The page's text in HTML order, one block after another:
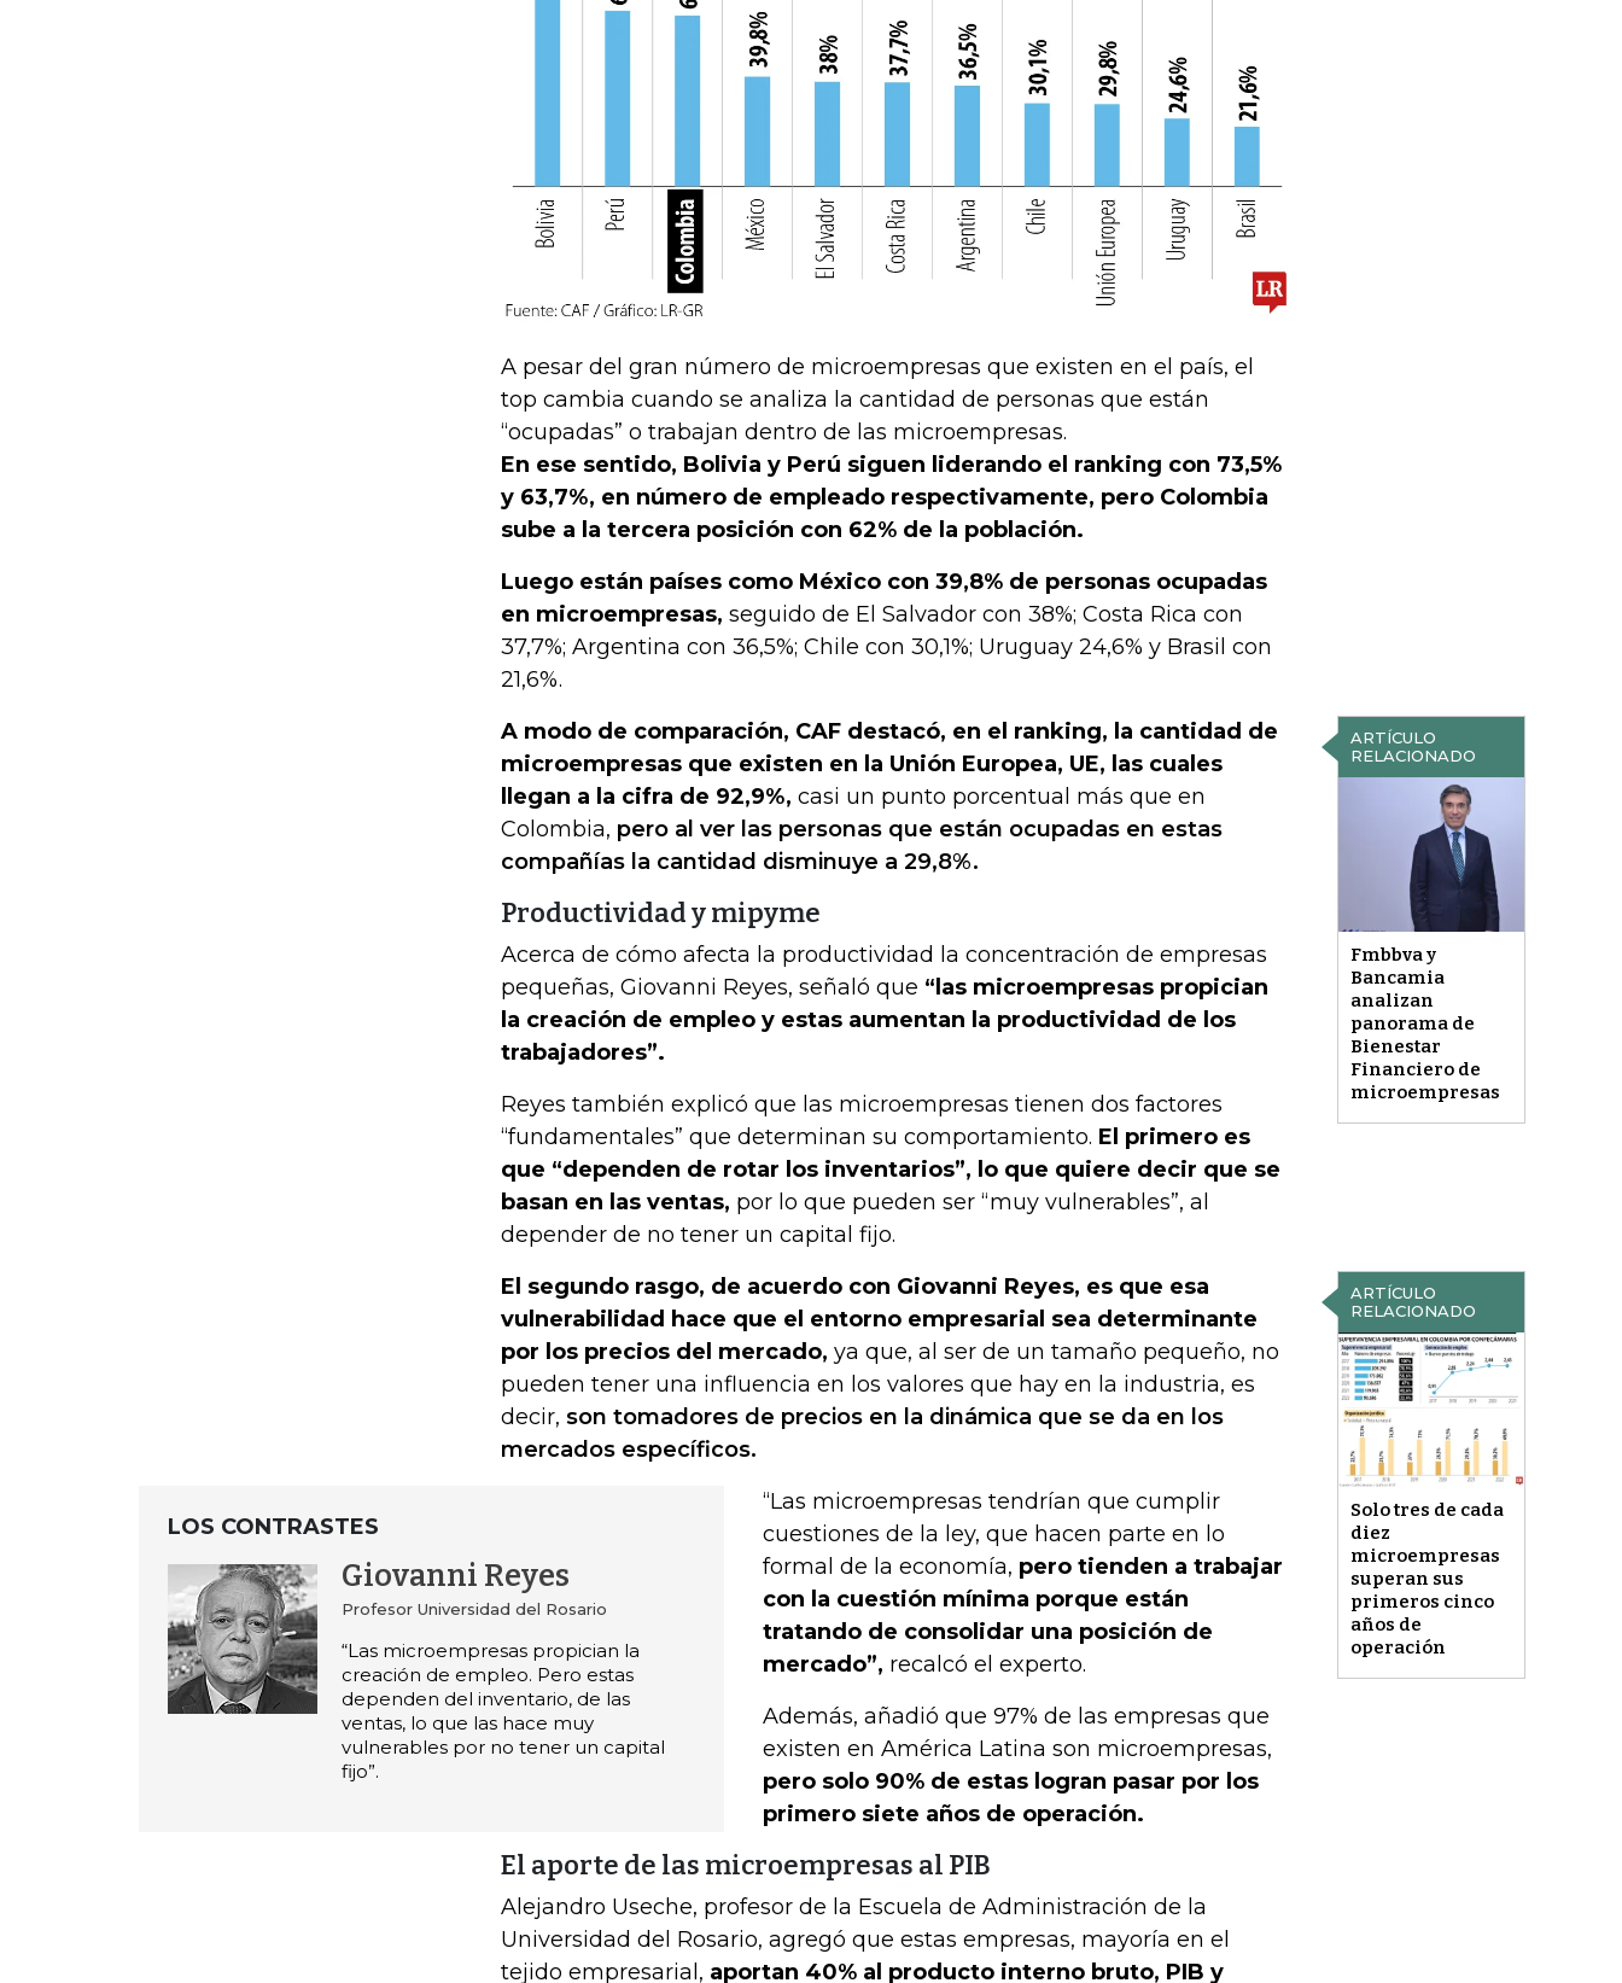
A pesar del gran número de microempresas que existen en el país, el
top cambia cuando se analiza la cantidad de personas que están
“ocupadas” o trabajan dentro de las microempresas.
En ese sentido, Bolivia y Perú siguen liderando el ranking con 73,5%
y 63,7%, en número de empleado respectivamente, pero Colombia
sube a la tercera posición con 62% de la población.
Luego están países como México con 39,8% de personas ocupadas
en microempresas, seguido de El Salvador con 38%; Costa Rica con
37,7%; Argentina con 36,5%; Chile con 30,1%; Uruguay 24,6% y Brasil con
21,6%.
ARTÍCULO
RELACIONADO
Fmbbva y
Bancamia
analizan
panorama de
Bienestar
Financiero de
microempresas
A modo de comparación, CAF destacó, en el ranking, la cantidad de
microempresas que existen en la Unión Europea, UE, las cuales
llegan a la cifra de 92,9%, casi un punto porcentual más que en
Colombia, pero al ver las personas que están ocupadas en estas
compañías la cantidad disminuye a 29,8%.
Productividad y mipyme
Acerca de cómo afecta la productividad la concentración de empresas
pequeñas, Giovanni Reyes, señaló que “las microempresas propician
la creación de empleo y estas aumentan la productividad de los
trabajadores”.
Reyes también explicó que las microempresas tienen dos factores
“fundamentales” que determinan su comportamiento. El primero es
que “dependen de rotar los inventarios”, lo que quiere decir que se
basan en las ventas, por lo que pueden ser “muy vulnerables”, al
depender de no tener un capital fijo.
ARTÍCULO
RELACIONADO
Solo tres de cada
diez
microempresas
superan sus
primeros cinco
años de
operación
El segundo rasgo, de acuerdo con Giovanni Reyes, es que esa
vulnerabilidad hace que el entorno empresarial sea determinante
por los precios del mercado, ya que, al ser de un tamaño pequeño, no
pueden tener una influencia en los valores que hay en la industria, es
decir, son tomadores de precios en la dinámica que se da en los
mercados específicos.
LOS CONTRASTES
Giovanni Reyes
Profesor Universidad del Rosario
“Las microempresas propician la
creación de empleo. Pero estas
dependen del inventario, de las
ventas, lo que las hace muy
vulnerables por no tener un capital
fijo”.
“Las microempresas tendrían que cumplir
cuestiones de la ley, que hacen parte en lo
formal de la economía, pero tienden a trabajar
con la cuestión mínima porque están
tratando de consolidar una posición de
mercado”, recalcó el experto.
Además, añadió que 97% de las empresas que
existen en América Latina son microempresas,
pero solo 90% de estas logran pasar por los
primero siete años de operación.
El aporte de las microempresas al PIB
Alejandro Useche, profesor de la Escuela de Administración de la
Universidad del Rosario, agregó que estas empresas, mayoría en el
tejido empresarial, aportan 40% al producto interno bruto, PIB y